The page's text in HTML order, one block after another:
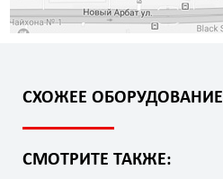
СХОЖЕЕ ОБОРУДОВАНИЕ
СМОТРИТЕ ТАКЖЕ: